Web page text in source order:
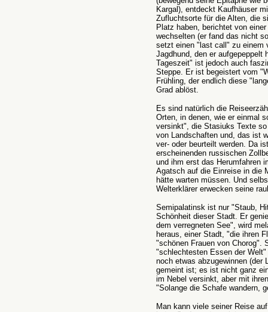
Kargal), entdeckt Kaufhäuser
Zufluchtsorte für die Alten, die
Platz haben, berichtet von
wechselten (er fand das nicht
setzt einen "last call" zu einem
Jagdhund, den er
Tageszeit" ist jedoch auch
Steppe. Er ist begeistert vom
Frühling, der endlich diese
Grad ablöst.
Es sind natürlich die
Orten, in denen, wie er einmal
versinkt", die Stasiuks Texte
von Landschaften und, das ist
ver- oder beurteilt werden. Da
erscheinenden russischen
und ihm erst das Herumfahren
Agatsch auf die Einreise in die
hätte warten müssen. Und
Welterklärer erwecken seine
Semipalatinsk ist nur "Staub,
Schönheit dieser Stadt. Er
dem verregneten See", wird
heraus, einer Stadt, "die ihren
"schönen Frauen von
"schlechtesten Essen der
noch etwas abzugewinnen (der
gemeint ist; es ist nicht ganz
im Nebel versinkt, aber mit
"Solange die Schafe wandern,
Man kann viele seiner Reise